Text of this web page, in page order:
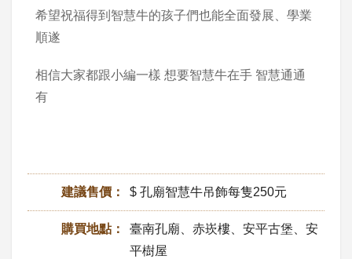
希望祝福得到智慧牛的孩子們也能全面發展、學業
順遂
相信大家都跟小編一樣 想要智慧牛在手 智慧通通
有
建議售價： $ 孔廟智慧牛吊飾每隻250元
購買地點：
臺南孔廟、赤崁樓、安平古堡、安
平樹屋